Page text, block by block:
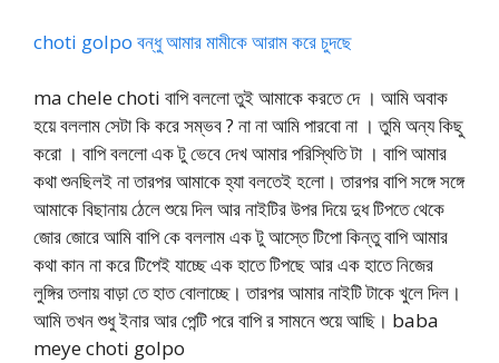
choti golpo বন্ধু আমার মামীকে আরাম করে চুদছে
ma chele choti বাপি বললো তুই আমাকে করতে দে । আমি অবাক
হয়ে বললাম সেটা কি করে সম্ভব ? না না আমি পারবো না । তুমি অন্য কিছু
করো । বাপি বললো এক টু ভেবে দেখ আমার পরিস্থিতি টা । বাপি আমার
কথা শুনছিলই না তারপর আমাকে হ্যা বলতেই হলো। তারপর বাপি সঙ্গে সঙ্গে
আমাকে বিছানায় ঠেলে শুয়ে দিল আর নাইটির উপর দিয়ে দুধ টিপতে থেকে
জোর জোরে আমি বাপি কে বললাম এক টু আস্তে টিপো কিন্তু বাপি আমার
কথা কান না করে টিপেই যাচ্ছে এক হাতে টিপছে আর এক হাতে নিজের
লুঙ্গির তলায় বাড়া তে হাত বোলাচ্ছে। তারপর আমার নাইটি টাকে খুলে দিল।
আমি তখন শুধু ইনার আর পেন্টি পরে বাপি র সামনে শুয়ে আছি। baba
meye choti golpo